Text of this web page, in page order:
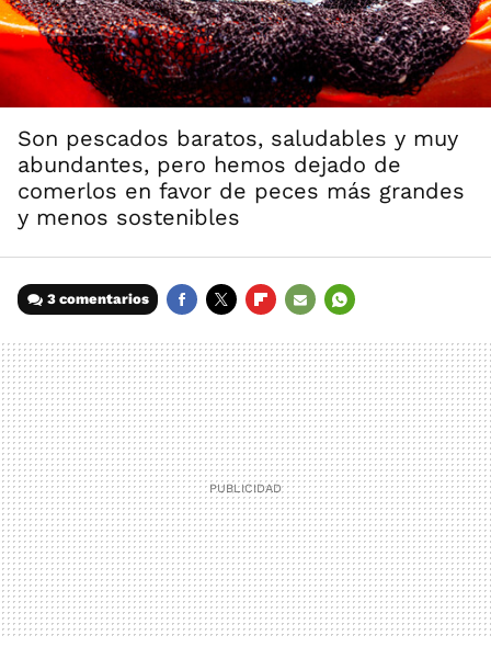
Son pescados baratos, saludables y muy
abundantes, pero hemos dejado de
comerlos en favor de peces más grandes
y menos sostenibles
3 comentarios
MAIL